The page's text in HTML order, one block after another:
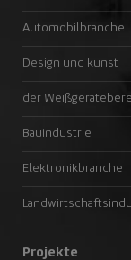
Automobilbranche
Design und kunst
der
Bauindustrie
Elektronikbranche
Projekte